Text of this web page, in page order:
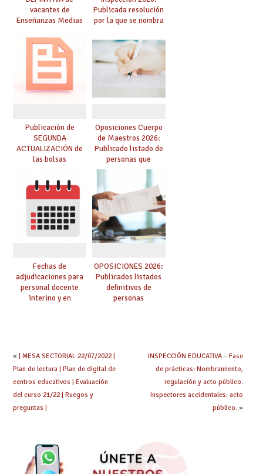
vacantes de
Enseñanzas Medias
Publicada resolución
por la que se nombra
prácticas, se regulan
dichas prácticas y se
convoca acto público
de adjudicación
Publicación de
SEGUNDA
ACTUALIZACIÓN de
las bolsas
Cuerpo de Maestros
de especialidades
convocadas a
oposición
Oposiciones Cuerpo
de Maestros 2026:
Publicado listado de
personas que
adquieren nueva
especialidad
Fechas de
adjudicaciones para
personal docente
interino y en
OPOSICIONES 2026:
Publicados listados
definitivos de
personas
«
| MESA SECTORIAL 22/07/2022 |
Plan de lectura | Plan de digital de
centros educativos | Evaluación
del curso 21/22 | Ruegos y
preguntas |
INSPECCIÓN EDUCATIVA – Fase
de prácticas: Nombramiento,
regulación y acto público.
Inspectores accidentales: acto
público.»